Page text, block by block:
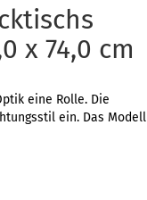
x 74,0 cm
eine Rolle. Die
ein. Das Modell